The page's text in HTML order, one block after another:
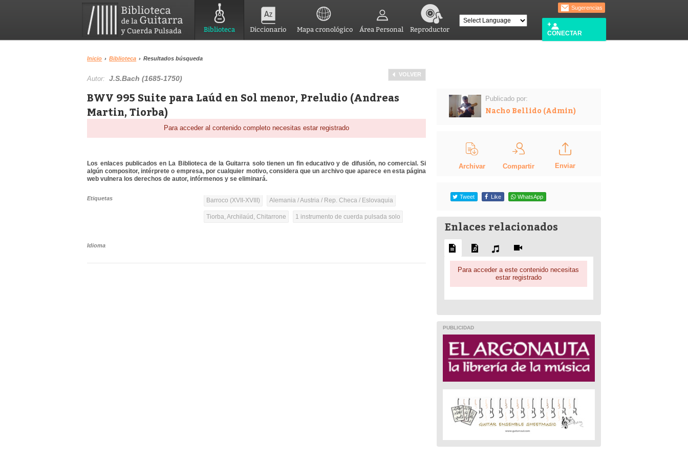
Biblioteca Diccionario Mapa cronológico Área Personal Reproductor
Sugerencias
CONECTAR
Inicio › Biblioteca › Resultados búsqueda
VOLVER
Autor:J.S.Bach (1685-1750)
BWV 995 Suite para Laúd en Sol menor, Preludio (Andreas
Martin, Tiorba)
Para acceder al contenido completo necesitas estar registrado
Los enlaces publicados en La Biblioteca de la Guitarra solo tienen un fin educativo y de difusión, no comercial. Si
algún compositor, intérprete o empresa, por cualquier motivo, considera que un archivo que aparece en esta página
web vulnera los derechos de autor, infórmenos y se eliminará.
Etiquetas Barroco (XVII-XVIII) Alemania / Austria / Rep. Checa / Eslovaquia
Tiorba, Archilaúd, Chitarrone 1 instrumento de cuerda pulsada solo
Idioma
Publicado por:
Nacho Bellido (Admin)
Archivar Compartir Enviar
Tweet Like WhatsApp
Enlaces relacionados
Para acceder a este contenido necesitas
estar registrado
PUBLICIDAD